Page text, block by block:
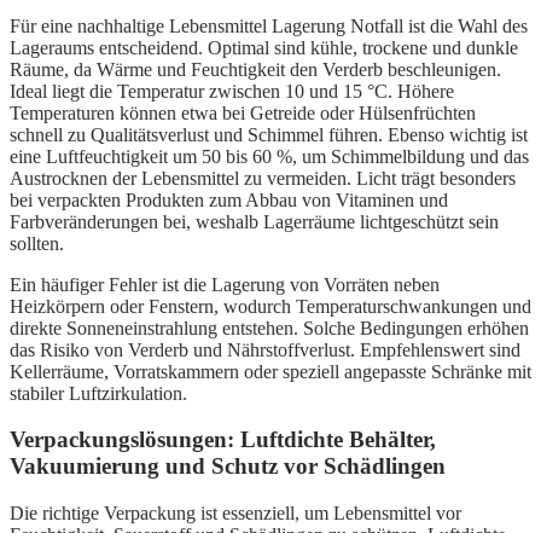
Für eine nachhaltige Lebensmittel Lagerung Notfall ist die Wahl des
Lageraums entscheidend. Optimal sind kühle, trockene und dunkle
Räume, da Wärme und Feuchtigkeit den Verderb beschleunigen.
Ideal liegt die Temperatur zwischen 10 und 15 °C. Höhere
Temperaturen können etwa bei Getreide oder Hülsenfrüchten
schnell zu Qualitätsverlust und Schimmel führen. Ebenso wichtig ist
eine Luftfeuchtigkeit um 50 bis 60 %, um Schimmelbildung und das
Austrocknen der Lebensmittel zu vermeiden. Licht trägt besonders
bei verpackten Produkten zum Abbau von Vitaminen und
Farbveränderungen bei, weshalb Lagerräume lichtgeschützt sein
sollten.
Ein häufiger Fehler ist die Lagerung von Vorräten neben
Heizkörpern oder Fenstern, wodurch Temperaturschwankungen und
direkte Sonneneinstrahlung entstehen. Solche Bedingungen erhöhen
das Risiko von Verderb und Nährstoffverlust. Empfehlenswert sind
Kellerräume, Vorratskammern oder speziell angepasste Schränke mit
stabiler Luftzirkulation.
Verpackungslösungen: Luftdichte Behälter,
Vakuumierung und Schutz vor Schädlingen
Die richtige Verpackung ist essenziell, um Lebensmittel vor